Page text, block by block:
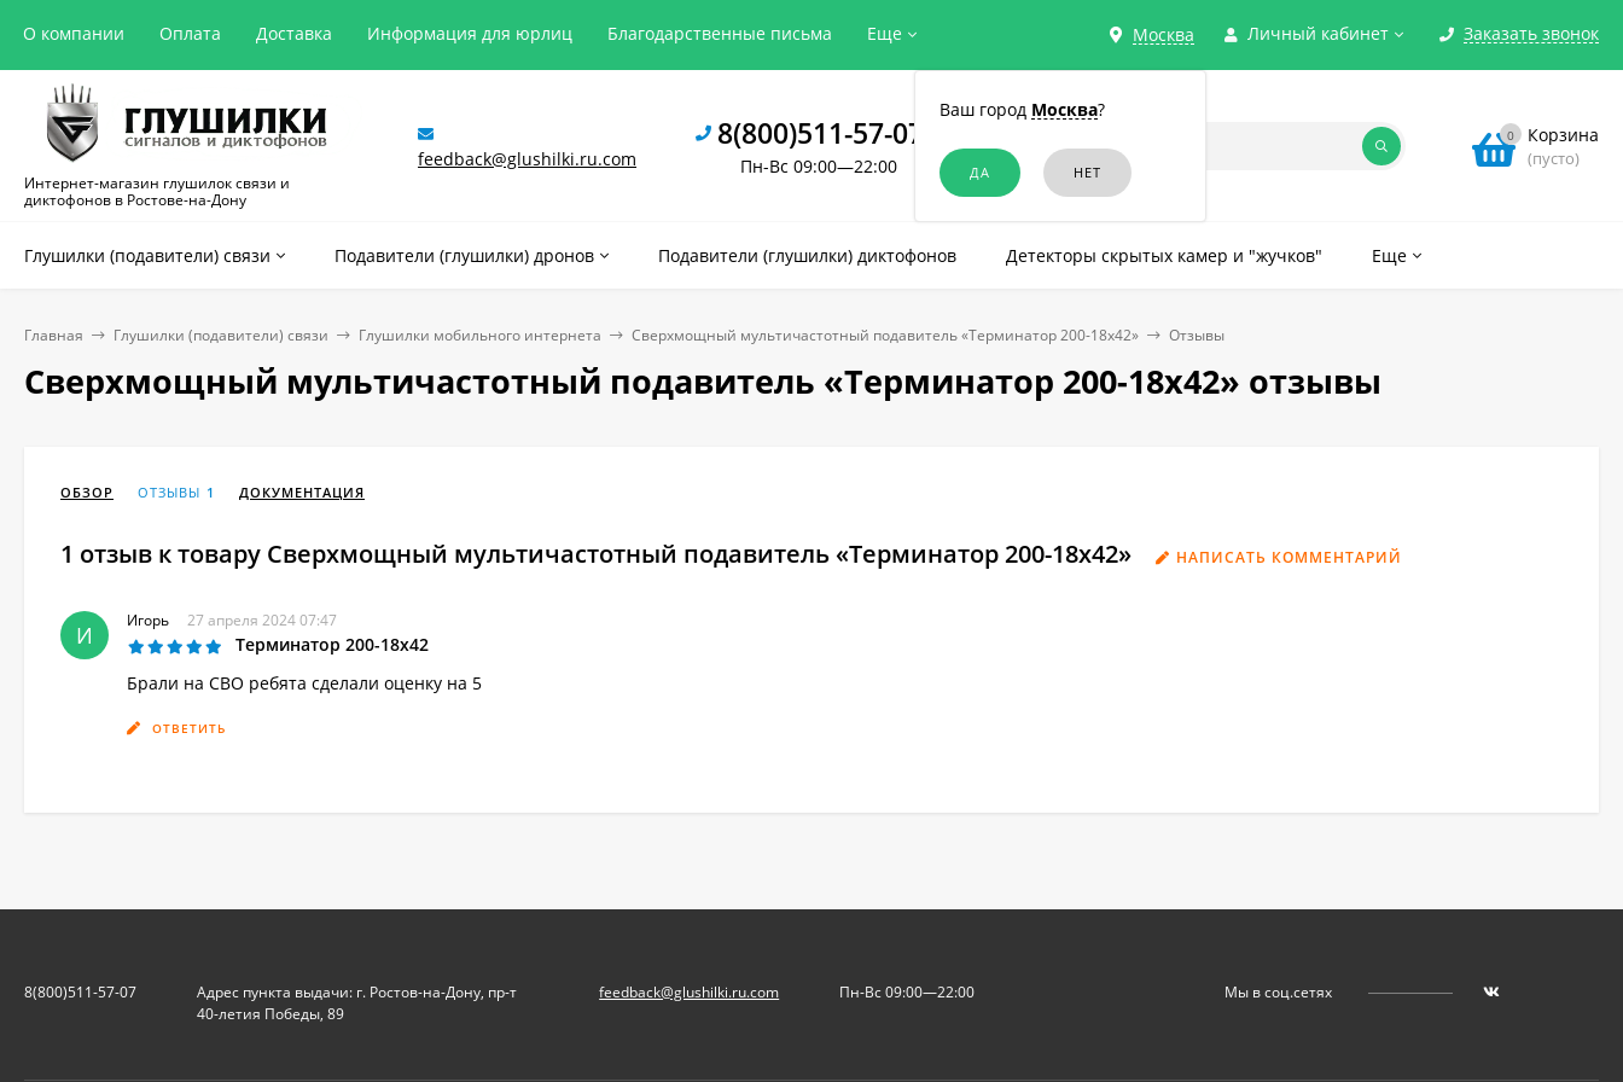
Москва
Ваш город Москва?
Личный кабинет Заказать звонок
О компании Оплата Доставка Информация для юрлиц Благодарственные письма Еще
Интернет-магазин глушилок связи и
диктофонов в Ростове-на-Дону
feedback@glushilki.ru.com
8(800)511-57-07
Пн-Вс 09:00—22:00
0 Корзина
(пусто)
Глушилки (подавители) связи Подавители (глушилки) дронов Подавители (глушилки) диктофонов Детекторы скрытых камер и "жучков" Еще
Главная Глушилки (подавители) связи Глушилки мобильного интернета Сверхмощный мультичастотный подавитель «Терминатор 200-18х42» Отзывы
Сверхмощный мультичастотный подавитель «Терминатор 200-18х42» отзывы
ОБЗОР ОТЗЫВЫ 1 ДОКУМЕНТАЦИЯ
1 отзыв к товару Сверхмощный мультичастотный подавитель «Терминатор 200-18х42» НАПИСАТЬ КОММЕНТАРИЙ
И
Игорь 27 апреля 2024 07:47
Терминатор 200-18х42
Брали на СВО ребята сделали оценку на 5
ОТВЕТИТЬ
8(800)511-57-07
Адрес пункта выдачи: г. Ростов-на-Дону, пр-т
40-летия Победы, 89
feedback@glushilki.ru.com Пн-Вс 09:00—22:00 Мы в соц.сетях